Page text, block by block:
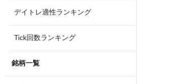
デイトレ適性ランキング
Tick回数ランキング
銘柄一覧